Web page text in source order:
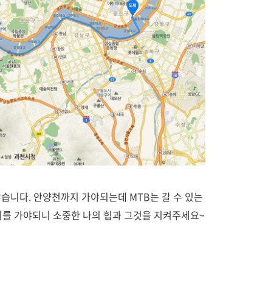
니다. 안양천까지 가야되는데 MTB는 갈 수 있는
가야되니 소중한 나의 힙과 그것을 지켜주세요~